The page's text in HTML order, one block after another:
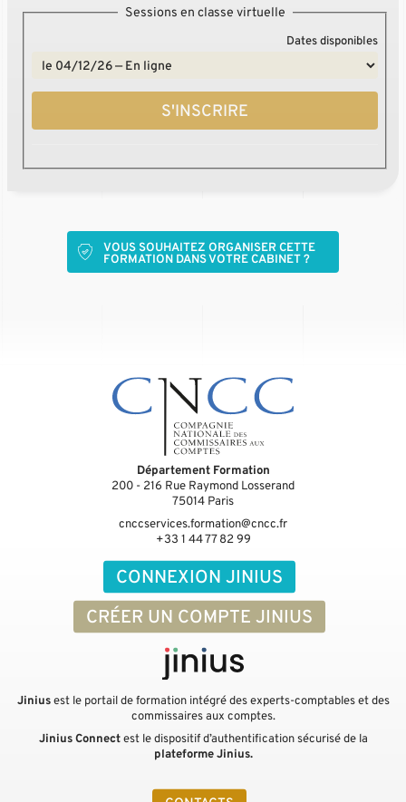
Sessions en classe virtuelle
Dates disponibles
S'INSCRIRE
VOUS SOUHAITEZ ORGANISER CETTE
FORMATION DANS VOTRE CABINET ?
CONNEXION JINIUS
CRÉER UN COMPTE JINIUS
Département Formation
200 - 216 Rue Raymond Losserand
75014 Paris
cnccservices.formation@cncc.fr
+33 1 44 77 82 99
Jiniusest le portail de formation intégré des experts-comptables et des
commissaires aux comptes.
Jinius Connectest le dispositif d’authentification sécurisé de la
plateforme Jinius.